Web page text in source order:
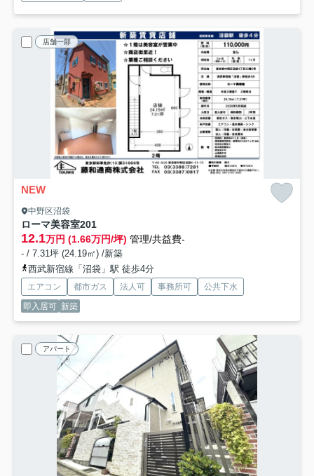
店舗一部
NEW
中野区沼袋
ローマ美容室201
12.1万円 (1.66万円/坪) 管理/共益費-
- / 7.31坪 (24.19㎡) /新築
西武新宿線「沼袋」駅 徒歩4分
エアコン 都市ガス 法人可 事務所可
公共下水
即入居可 新築
アパート